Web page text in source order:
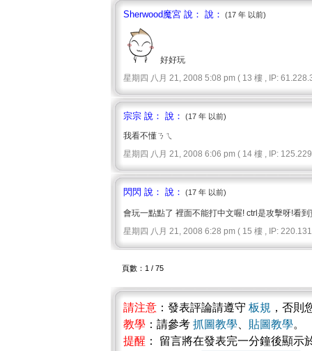
Sherwood魔宮 說： 說： (17 年 以前)
好好玩
星期四 八月 21, 2008 5:08 pm ( 13 樓 , IP:
宗宗 說： 說： (17 年 以前)
我看不懂ㄋㄟ
星期四 八月 21, 2008 6:06 pm ( 14 樓 , IP:
閃閃 說： 說： (17 年 以前)
會玩一點點了 裡面不能打中文喔! ctrl是攻擊呀!看
星期四 八月 21, 2008 6:28 pm ( 15 樓 , IP:
頁數：1 / 75
請注意 ：發表評論請遵守 板規 ，否則
教學 ：請參考 抓圖教學 貼圖教學。
提醒 ： 留言將在發表完一分鐘後顯